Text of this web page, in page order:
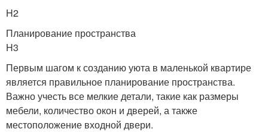
H2
Планирование пространства
H3
Первым шагом к созданию уюта в маленькой квартире
является правильное планирование пространства.
Важно учесть все мелкие детали, такие как размеры
мебели, количество окон и дверей, а также
местоположение входной двери.